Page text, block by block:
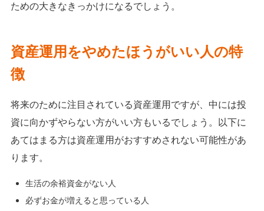
ための大きなきっかけになるでしょう。
資産運用をやめたほうがいい人の特
徴
将来のために注目されている資産運用ですが、中には投
資に向かずやらない方がいい方もいるでしょう。以下に
あてはまる方は資産運用がおすすめされない可能性があ
ります。
生活の余裕資金がない人
必ずお金が増えると思っている人